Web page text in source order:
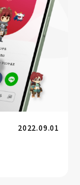
2022.09.01